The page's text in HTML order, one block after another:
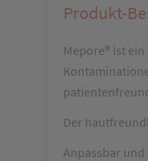
Produkt-
Mepore® ist
Der
Anpassbar